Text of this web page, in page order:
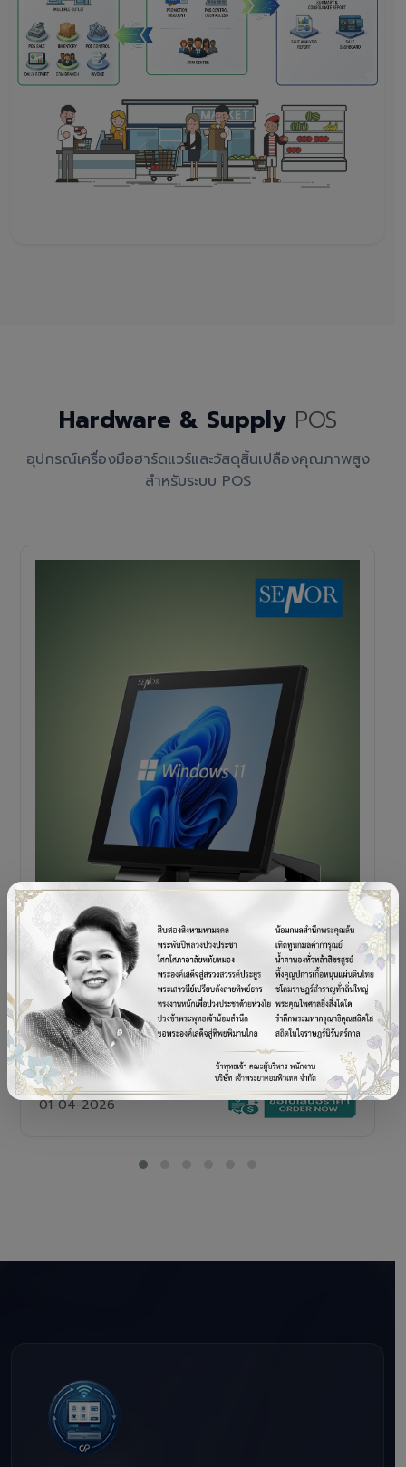
Hardware & Supply POS
อุปกรณ์เครื่องมือฮาร์ดแวร์และวัสดุสิ้นเปลืองคุณภาพสูง
สำหรับระบบ POS
POS TERMINAL
SENOR V+5s
เครื่อง POS All-in-One Touch Screen ดีไซน์พรีเมียม
01-04-2026